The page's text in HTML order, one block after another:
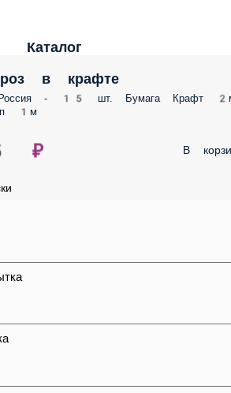
Каталог
шт. Бумага Крафт 2м Лента 2м зим уп 1м